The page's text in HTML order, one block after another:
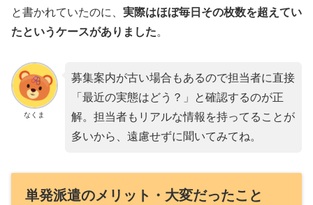
と書かれていたのに、 実際はほぼ毎日その枚数を超えてい
たというケースがありました。
なくま
募集案内が古い場合もあるので担当者に直接
「最近の実態はどう？」と確認するのが正
解。担当者もリアルな情報を持ってることが
多いから、遠慮せずに聞いてみてね。
単発派遣のメリット・大変だったこと